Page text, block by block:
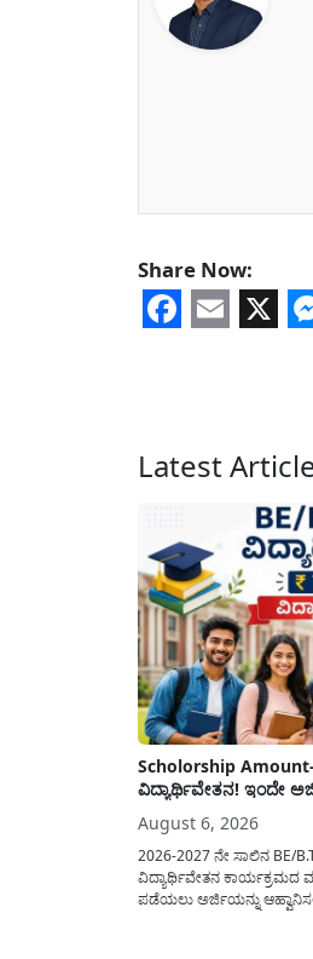
Share Now:
Email
X
Latest
Scholorship Amount-
ವಿದ್ಯಾರ್ಥಿವೇತನ! ಇಂದೇ
August 6, 2026
2026-2027 ನೇ ಸಾಲಿನ BE/
ವಿದ್ಯಾರ್ಥಿವೇತನ ಕಾರ್ಯಕ್ರಮದ
ಪಡೆಯಲು ಅರ್ಜಿಯನ್ನು